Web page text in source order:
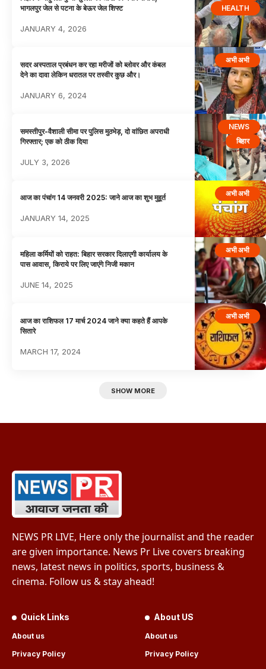
HEALTH
भागलपुर जेल से पटना के बेऊर जेल शिफ्ट
JANUARY 4, 2026
अभी अभी
सदर अस्पताल प्रबंधन कर रहा मरीजों को ब्लोवर और कंबल
देने का दावा लेकिन धरातल पर तस्वीर कुछ और।
JANUARY 6, 2024
NEWS
बिहार
समस्तीपुर-वैशाली सीमा पर पुलिस मुठभेड़, दो वांछित अपराधी
गिरफ्तार; एक को ठीक दिया
JULY 3, 2026
अभी अभी
आज का पंचांग 14 जनवरी 2025: जाने आज का शुभ मुहूर्त
JANUARY 14, 2025
अभी अभी
महिला कर्मियों को राहत: बिहार सरकार दिलाएगी कार्यालय के
पास आवास, किराये पर लिए जाएंगे निजी मकान
JUNE 14, 2025
अभी अभी
आज का राशिफल 17 मार्च 2024 जाने क्या कहते हैं आपके
सितारे
MARCH 17, 2024
SHOW MORE
NEWS PR LIVE, Here only the journalist and the reader
are given importance. News Pr Live covers breaking
news, latest news in politics, sports, business &
cinema. Follow us & stay ahead!
Quick Links
About us
Privacy Policy
About US
About us
Privacy Policy